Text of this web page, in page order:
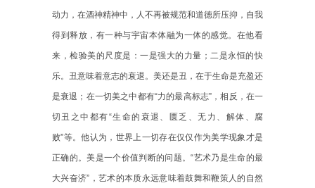
动力，在酒神精神中，人不再被规范和道德所压抑，自我
得到释放，有一种与宇宙本体融为一体的感觉。在他看
来，检验美的尺度是：一是强大的力量；二是永恒的快
乐。丑意味着意志的衰退。美还是丑，在于生命是充盈还
是衰退；在一切美之中都有“力的最高标志”，相反，在一
切丑之中都有“生命的衰退、匮乏、无力、解体、腐
败”等。他认为，世界上一切存在仅仅作为美学现象才是
正确的。美是一个价值判断的问题。“艺术乃是生命的最
大兴奋济”，艺术的本质永远意味着鼓舞和鞭策人的自然